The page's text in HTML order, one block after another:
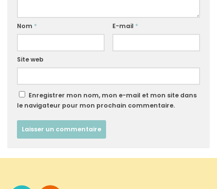
Nom * E-mail *
Site web
Enregistrer mon nom, mon e-mail et mon site dans
le navigateur pour mon prochain commentaire.